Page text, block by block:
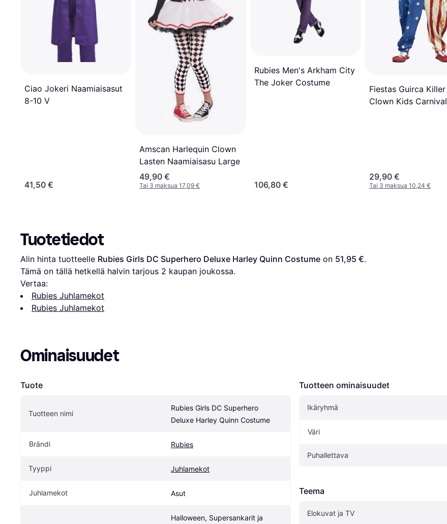
Ciao Jokeri Naamiaisasut
8-10 V
41,50 €
Amscan Harlequin Clown
Lasten Naamiaisasu Large
49,90 €
Tai 3 maksua 17,09 €
Rubies Men's Arkham City
The Joker Costume
106,80 €
Fiestas Guirca Killer
Clown Kids Carnival
29,90 €
Tai 3 maksua 10,24 €
Tuotetiedot
Alin hinta tuotteelle Rubies Girls DC Superhero Deluxe Harley Quinn Costume on 51,95 €.
Tämä on tällä hetkellä halvin tarjous 2 kaupan joukossa.
Vertaa:
Rubies Juhlamekot
Rubies Juhlamekot
Ominaisuudet
Tuote
Tuotteen nimi
Rubies Girls DC Superhero
Deluxe Harley Quinn Costume
Brändi Rubies
Tyyppi Juhlamekot
Juhlamekot Asut
Halloween, Supersankarit ja
Tuotteen ominaisuudet
Ikäryhmä
Väri
Puhallettava
Teema
Elokuvat ja TV